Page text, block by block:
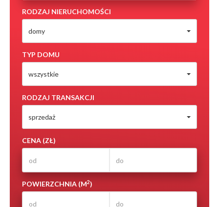
RODZAJ NIERUCHOMOŚCI
domy
TYP DOMU
wszystkie
RODZAJ TRANSAKCJI
sprzedaż
CENA (ZŁ)
POWIERZCHNIA (M2)